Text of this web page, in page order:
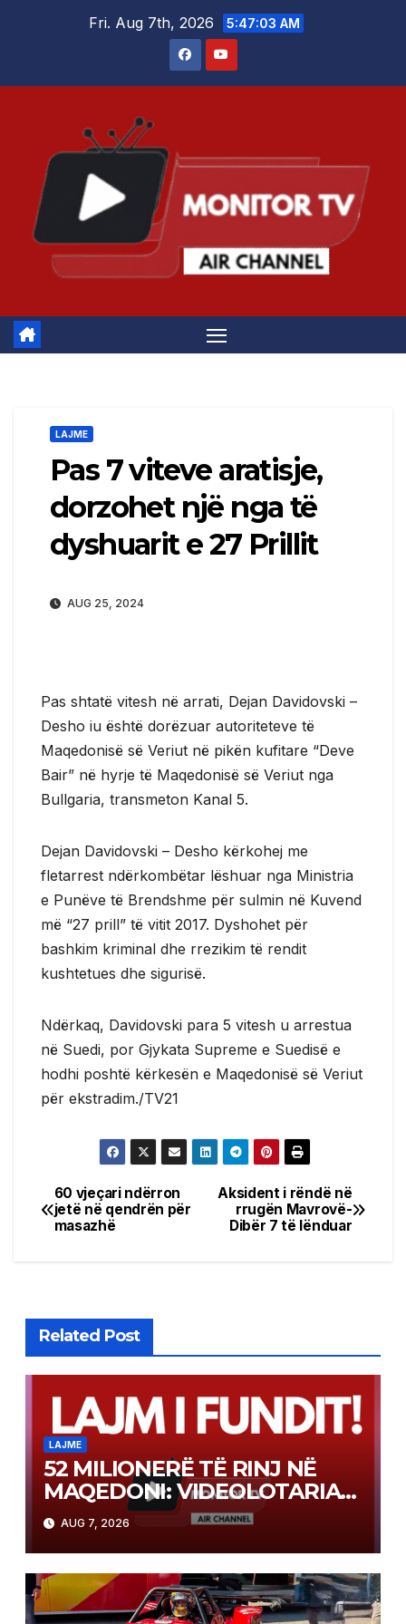
Fri. Aug 7th, 2026 5:47:03 AM
LAJME
Pas 7 viteve aratisje,
dorzohet një nga të
dyshuarit e 27 Prillit
AUG 25, 2024
Pas shtatë vitesh në arrati, Dejan Davidovski –
Desho iu është dorëzuar autoriteteve të
Maqedonisë së Veriut në pikën kufitare “Deve
Bair” në hyrje të Maqedonisë së Veriut nga
Bullgaria, transmeton Kanal 5.
Dejan Davidovski – Desho kërkohej me
fletarrest ndërkombëtar lëshuar nga Ministria
e Punëve të Brendshme për sulmin në Kuvend
më “27 prill” të vitit 2017. Dyshohet për
bashkim kriminal dhe rrezikim të rendit
kushtetues dhe sigurisë.
Ndërkaq, Davidovski para 5 vitesh u arrestua
në Suedi, por Gjykata Supreme e Suedisë e
hodhi poshtë kërkesën e Maqedonisë së Veriut
për ekstradim./TV21
Post
navigation
Aksident i rëndë në
rrugën Mavrovë-
Dibër 7 të lënduar
60 vjeçari ndërron
jetë në qendrën për
masazhë
Related Post
LAJME
52 MILIONERË TË RINJ NË
MAQEDONI: VIDEOLOTARIA
KASINOS AUSTRIA PAGOI MBI
2 MILIONË EURO PËR FITIME
NË FITIME XHEKPOT VLT
AUG 7, 2026